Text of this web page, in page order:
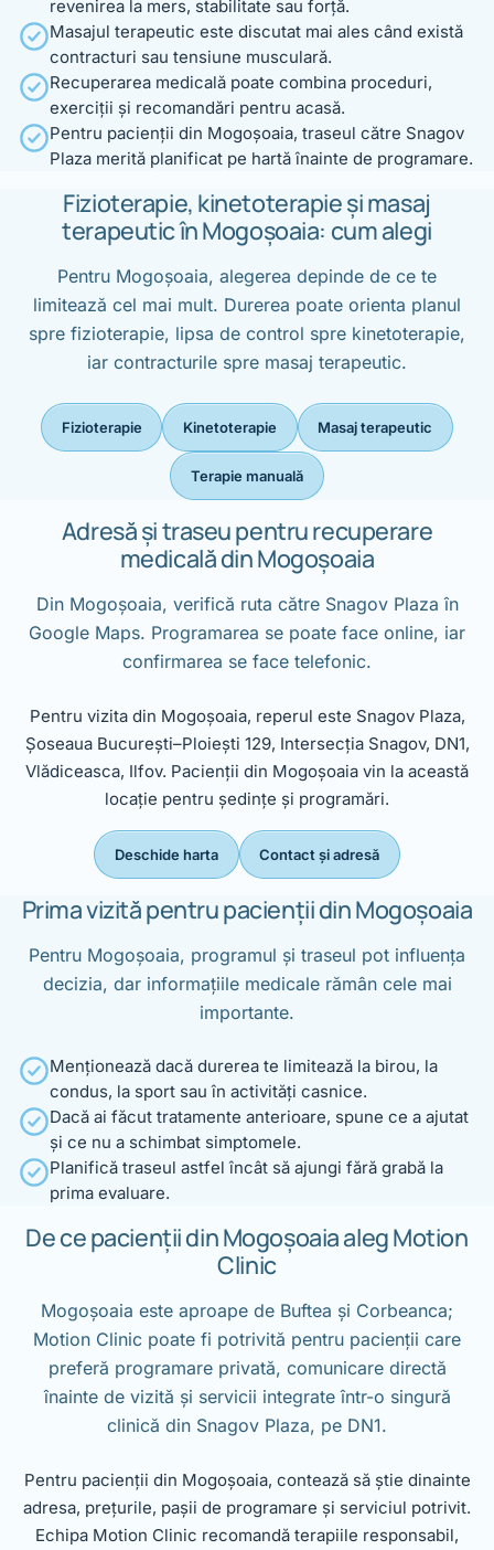
revenirea la mers, stabilitate sau forță.
Masajul terapeutic este discutat mai ales când există
contracturi sau tensiune musculară.
Recuperarea medicală poate combina proceduri,
exerciții și recomandări pentru acasă.
Pentru pacienții din Mogoșoaia, traseul către Snagov
Plaza merită planificat pe hartă înainte de programare.
Fizioterapie, kinetoterapie și masaj
terapeutic în Mogoșoaia: cum alegi
Pentru Mogoșoaia, alegerea depinde de ce te
limitează cel mai mult. Durerea poate orienta planul
spre fizioterapie, lipsa de control spre kinetoterapie,
iar contracturile spre masaj terapeutic.
Fizioterapie Kinetoterapie Masaj terapeutic
Terapie manuală
Adresă și traseu pentru recuperare
medicală din Mogoșoaia
Din Mogoșoaia, verifică ruta către Snagov Plaza în
Google Maps. Programarea se poate face online, iar
confirmarea se face telefonic.
Pentru vizita din Mogoșoaia, reperul este Snagov Plaza,
Șoseaua București–Ploiești 129, Intersecția Snagov, DN1,
Vlădiceasca, Ilfov. Pacienții din Mogoșoaia vin la această
locație pentru ședințe și programări.
Deschide harta Contact și adresă
Prima vizită pentru pacienții din Mogoșoaia
Pentru Mogoșoaia, programul și traseul pot influența
decizia, dar informațiile medicale rămân cele mai
importante.
Menționează dacă durerea te limitează la birou, la
condus, la sport sau în activități casnice.
Dacă ai făcut tratamente anterioare, spune ce a ajutat
și ce nu a schimbat simptomele.
Planifică traseul astfel încât să ajungi fără grabă la
prima evaluare.
De ce pacienții din Mogoșoaia aleg Motion
Clinic
Mogoșoaia este aproape de Buftea și Corbeanca;
Motion Clinic poate fi potrivită pentru pacienții care
preferă programare privată, comunicare directă
înainte de vizită și servicii integrate într-o singură
clinică din Snagov Plaza, pe DN1.
Pentru pacienții din Mogoșoaia, contează să știe dinainte
adresa, prețurile, pașii de programare și serviciul potrivit.
Echipa Motion Clinic recomandă terapiile responsabil,